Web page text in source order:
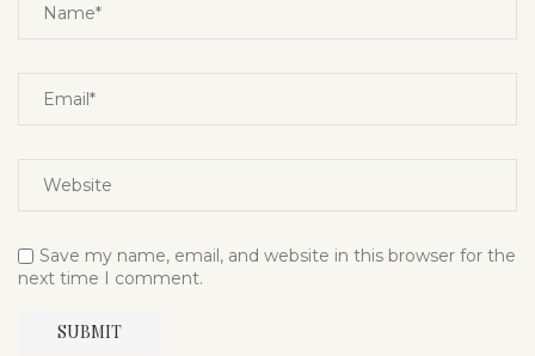
Save my name, email, and website in this browser for the
next time I comment.